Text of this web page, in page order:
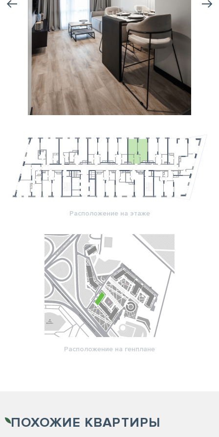
Расположение на этаже
Расположение на генплане
ПОХОЖИЕ КВАРТИРЫ